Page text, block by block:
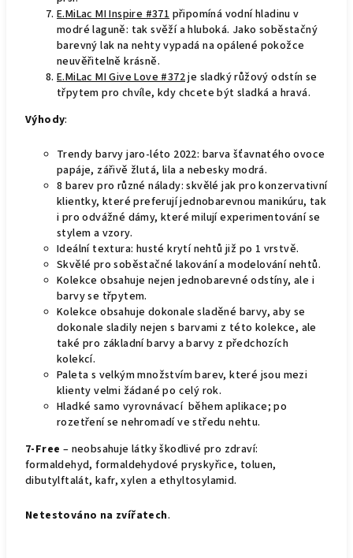
E.MiLac MI Inspire #371připomíná vodní hladinu v
modré laguně: tak svěží a hluboká. Jako soběstačný
barevný lak na nehty vypadá na opálené pokožce
neuvěřitelně krásně.
E.MiLac MI Give Love #372je sladký růžový odstín se
třpytem pro chvíle, kdy chcete být sladká a hravá.
Výhody:
Trendy barvy jaro-léto 2022: barva šťavnatého ovoce
papáje, zářivě žlutá, lila a nebesky modrá.
8 barev pro různé nálady: skvělé jak pro konzervativní
klientky, které preferují jednobarevnou manikúru, tak
i pro odvážné dámy, které milují experimentování se
stylem a vzory.
Ideální textura: husté krytí nehtů již po 1 vrstvě.
Skvělé pro soběstačné lakování a modelování nehtů.
Kolekce obsahuje nejen jednobarevné odstíny, ale i
barvy se třpytem.
Kolekce obsahuje dokonale sladěné barvy, aby se
dokonale sladily nejen s barvami z této kolekce, ale
také pro základní barvy a barvy z předchozích
kolekcí.
Paleta s velkým množstvím barev, které jsou mezi
klienty velmi žádané po celý rok.
Hladké samo vyrovnávací během aplikace; po
rozetření se nehromadí ve středu nehtu.
7-Free – neobsahuje látky škodlivé pro zdraví:
formaldehyd, formaldehydové pryskyřice, toluen,
dibutylftalát, kafr, xylen a ethyltosylamid.
Netestováno na zvířatech.